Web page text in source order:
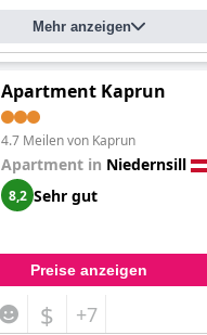
Mehr anzeigen
Apartment Kaprun
4.7 Meilen von Kaprun
Apartment in Niedernsill
8,2 Sehr gut
Preise anzeigen
$ +7